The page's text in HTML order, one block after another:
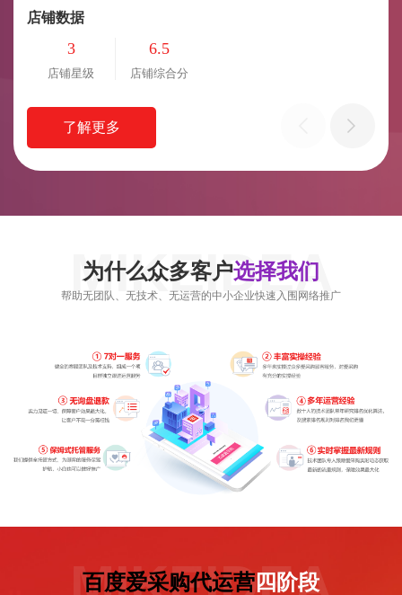
店铺数据
3
店铺星级
6.5
店铺综合分
了解更多
为什么众多客户选择我们
帮助无团队、无技术、无运营的中小企业快速入围网络推广
MIKEIDEA
百度爱采购代运营四阶段